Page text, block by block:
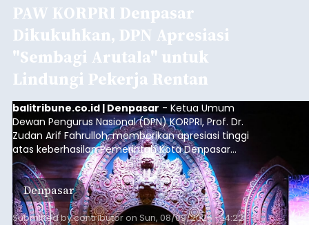
PAW KORPRI Denpasar
Dikukuhkan, DPN Apresiasi
"Sembagi Arutala" untuk
Lindungi Pekerja Rentan
balitribune.co.id | Denpasar - Ketua Umum
Dewan Pengurus Nasional (DPN) KORPRI, Prof. Dr.
Zudan Arif Fahrulloh, memberikan apresiasi tinggi
atas keberhasilan Pemerintah Kota Denpasar
dan KORPRI Kota Denpasar dalam
mengimplementasikan program gotong royong
kepedulian sosial bertajuk "Sembagi Arutala".
Denpasar
Submitted bycontributoron Sun, 08/09/2026 - 14:22